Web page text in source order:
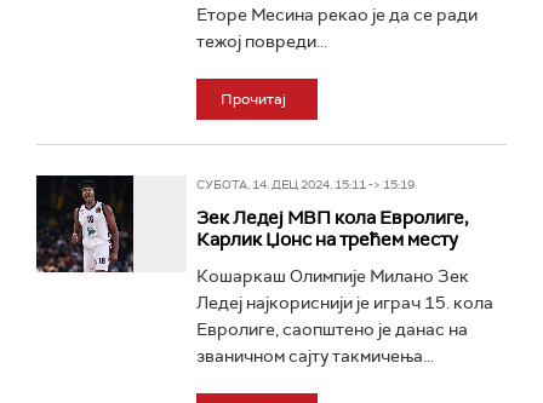
Еторе Месина рекао је да се ради
тежој повреди...
Прочитај
СУБОТА, 14. ДЕЦ 2024, 15:11 -> 15:19
Зек Ледеј МВП кола Евролиге,
Карлик Џонс на трећем месту
Кошаркаш Олимпије Милано Зек
Ледеј најкориснији је играч 15. кола
Евролиге, саопштено је данас на
званичном сајту такмичења...